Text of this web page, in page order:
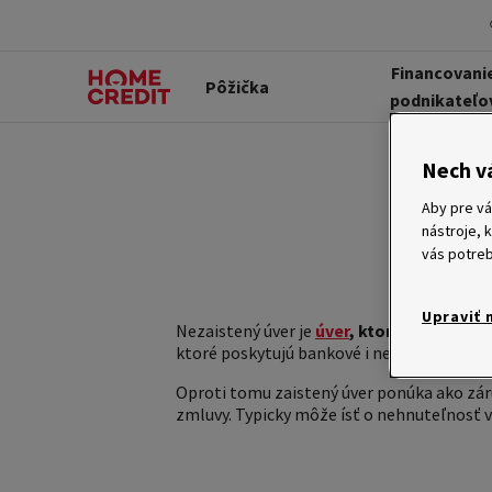
Pôžička
Nezaistený úver je úver, ktorý nie je
ktoré poskytujú bankové i nebankové
Oproti tomu zaistený úver ponúka ako
zmluvy. Typicky môže ísť o nehnuteľnosť
Nech
Aby pre
nástroje,
vás
Upraviť